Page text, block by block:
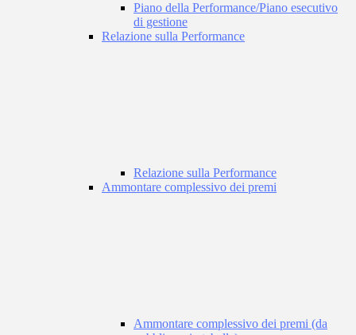
Piano della Performance/Piano esecutivo
di gestione
Relazione sulla Performance
Relazione sulla Performance
Ammontare complessivo dei premi
Ammontare complessivo dei premi (da